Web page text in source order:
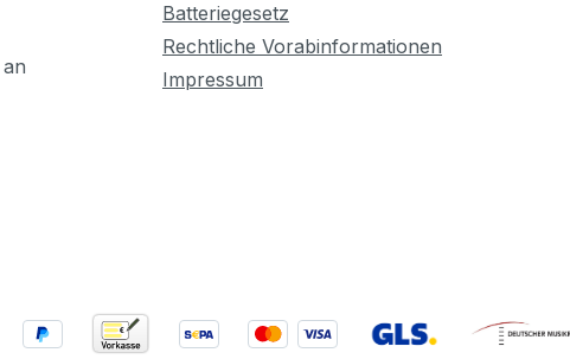
Batteriegesetz
Rechtliche Vorabinformationen
Impressum